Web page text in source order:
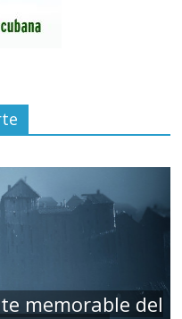
memorable del